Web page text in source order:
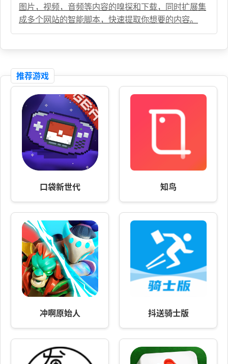
图片，视频，音频等内容的嗅探和下载，同时扩展集
成多个网站的智能脚本，快速提取你想要的内容。
推荐游戏
口袋新世代 知鸟
冲啊原始人 抖送骑士版